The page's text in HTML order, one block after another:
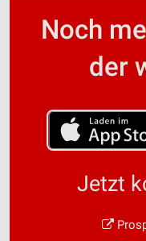
Noch
der
Jetzt